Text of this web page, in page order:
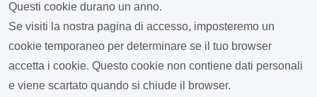
Questi cookie durano un anno.
Se visiti la nostra pagina di accesso, imposteremo un
cookie temporaneo per determinare se il tuo browser
accetta i cookie. Questo cookie non contiene dati personali
e viene scartato quando si chiude il browser.